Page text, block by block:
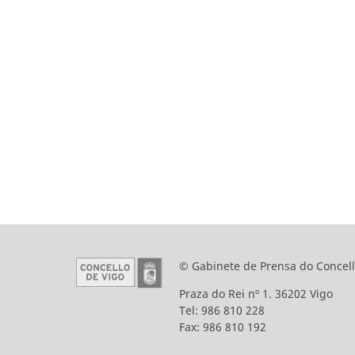
© Gabinete de Prensa do
Praza do Rei nº 1. 36202 Vigo
Tel: 986 810 228
Fax: 986 810 192